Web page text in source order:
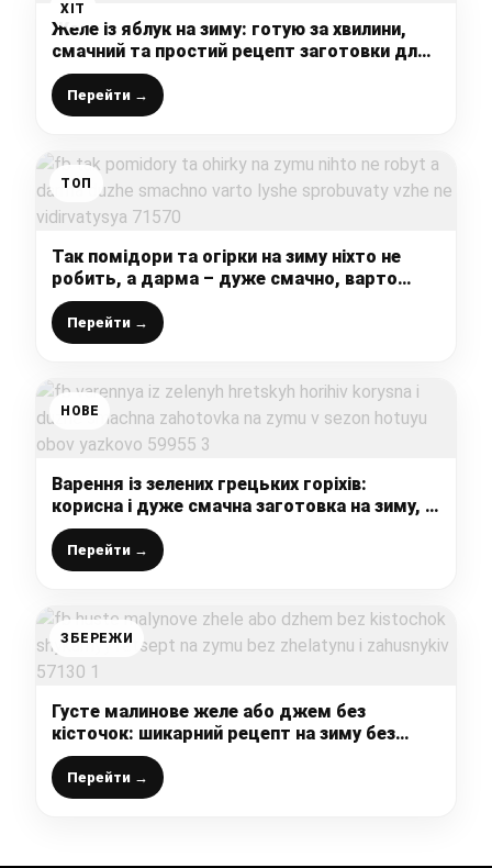
ХІТ
Желе із яблук на зиму: готую за хвилини,
смачний та простий рецепт заготовки для
зимових смаколиків (зберігаю без
холодильника)
Перейти →
ТОП
Так помідори та огірки на зиму ніхто не
робить, а дарма – дуже смачно, варто
лише спробувати, вже не відірватися
Перейти →
НОВЕ
Варення із зелених грецьких горіхів:
корисна і дуже смачна заготовка на зиму, в
сезон готую обов’язково
Перейти →
ЗБЕРЕЖИ
Густе малинове желе або джем без
кісточок: шикарний рецепт на зиму без
желатину і загусників
Перейти →